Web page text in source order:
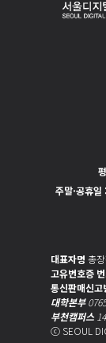
주말·공휴일
대표자명 총
고유번호증
통신판매신고
대학본부
부천캠퍼스
ⓒ SEOUL